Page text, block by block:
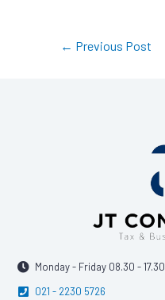
← Previous Post
Monday - Friday 08.30 - 17.30
021 - 2230 5726